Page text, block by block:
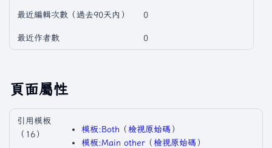
最近編輯次數（過去90天內） 0
最近作者數 0
頁面屬性
引用模板
（16）
模板:Both ​（檢視原始碼 ）​
模板:Main other ​（檢視原始碼 ）​